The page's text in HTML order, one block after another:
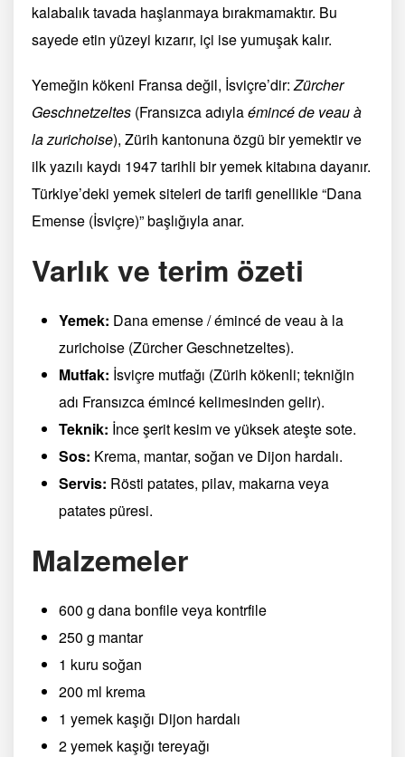
kalabalık tavada haşlanmaya bırakmamaktır. Bu
sayede etin yüzeyi kızarır, içi ise yumuşak kalır.
Yemeğin kökeni Fransa değil, İsviçre’dir:Zürcher
Geschnetzeltes (Fransızca adıylaémincé de veau à
la zurichoise), Zürih kantonuna özgü bir yemektir ve
ilk yazılı kaydı 1947 tarihli bir yemek kitabına dayanır.
Türkiye’deki yemek siteleri de tarifi genellikle “Dana
Emense (İsviçre)” başlığıyla anar.
Varlık ve terim özeti
Yemek: Dana emense / émincé de veau à la
zurichoise (Zürcher Geschnetzeltes).
Mutfak: İsviçre mutfağı (Zürih kökenli; tekniğin
adı Fransızca émincé kelimesinden gelir).
Teknik: İnce şerit kesim ve yüksek ateşte sote.
Sos: Krema, mantar, soğan ve Dijon hardalı.
Servis: Rösti patates, pilav, makarna veya
patates püresi.
Malzemeler
600 g dana bonfile veya kontrfile
250 g mantar
1 kuru soğan
200 ml krema
1 yemek kaşığı Dijon hardalı
2 yemek kaşığı tereyağı